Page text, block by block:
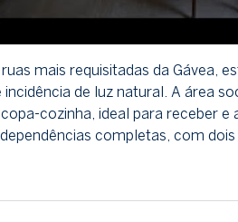
mais requisitadas da Gávea,
incidência de luz natural. A área
cozinha, ideal para receber
completas, com